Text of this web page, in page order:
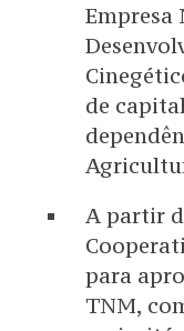
Empresa
de
A partir
para
TNM,